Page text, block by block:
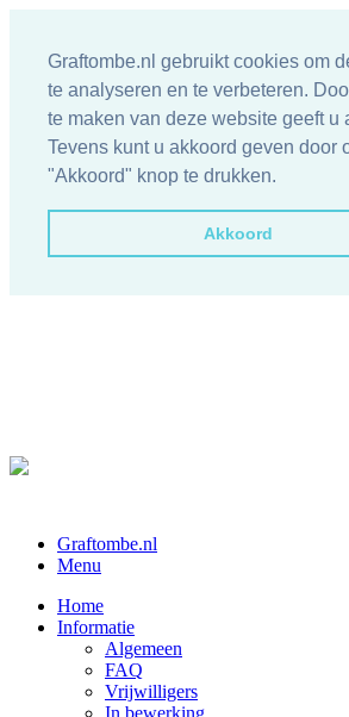
Graftombe.nl gebruikt cookies om
te analyseren en te verbeteren.
te maken van deze website geeft u
Tevens kunt u akkoord geven door
"Akkoord" knop te drukken.
Akkoord
Graftombe.nl
Menu
Home
Informatie
Algemeen
FAQ
Vrijwilligers
In bewerking